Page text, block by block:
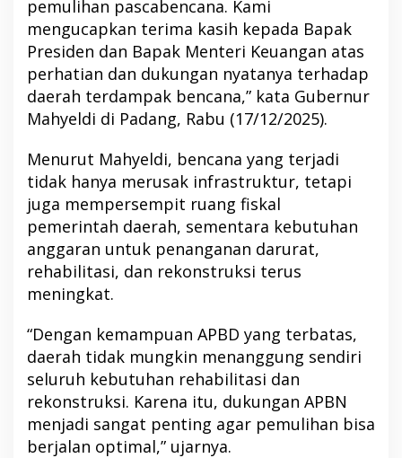
pemulihan pascabencana. Kami
mengucapkan terima kasih kepada Bapak
Presiden dan Bapak Menteri Keuangan atas
perhatian dan dukungan nyatanya terhadap
daerah terdampak bencana,” kata Gubernur
Mahyeldi di Padang, Rabu (17/12/2025).
Menurut Mahyeldi, bencana yang terjadi
tidak hanya merusak infrastruktur, tetapi
juga mempersempit ruang fiskal
pemerintah daerah, sementara kebutuhan
anggaran untuk penanganan darurat,
rehabilitasi, dan rekonstruksi terus
meningkat.
“Dengan kemampuan APBD yang terbatas,
daerah tidak mungkin menanggung sendiri
seluruh kebutuhan rehabilitasi dan
rekonstruksi. Karena itu, dukungan APBN
menjadi sangat penting agar pemulihan bisa
berjalan optimal,” ujarnya.